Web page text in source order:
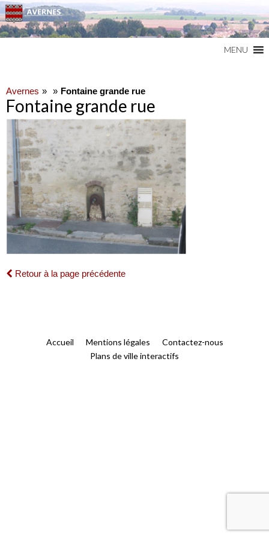
MENU
Avernes Fontaine grande rue
Fontaine grande rue
Retour à la page précédente
Accueil Mentions légales
Contactez-nous
Plans de ville interactifs